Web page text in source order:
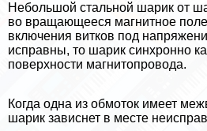
Небольшой стальной шарик от
во вращающееся магнитное поле
включения витков под
исправны, то шарик синхронно
поверхности магнитопровода.
Когда одна из обмоток имеет
шарик зависнет в месте